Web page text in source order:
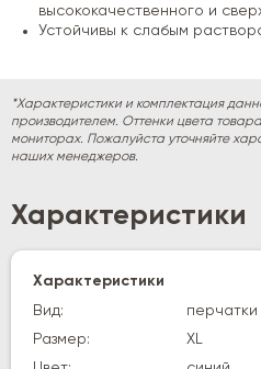
высококачественного и
Устойчивы к слабым
*Характеристики и комплектация
производителем. Оттенки цвета
мониторах. Пожалуйста уточняйте
наших менеджеров.
Характеристики
Характеристики
Вид:
Размер:
XL